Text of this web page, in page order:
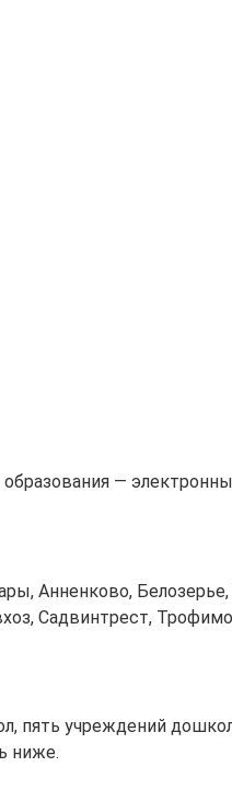
—
Анненково,
Садвинтрест,
пять учреждений
ниже.